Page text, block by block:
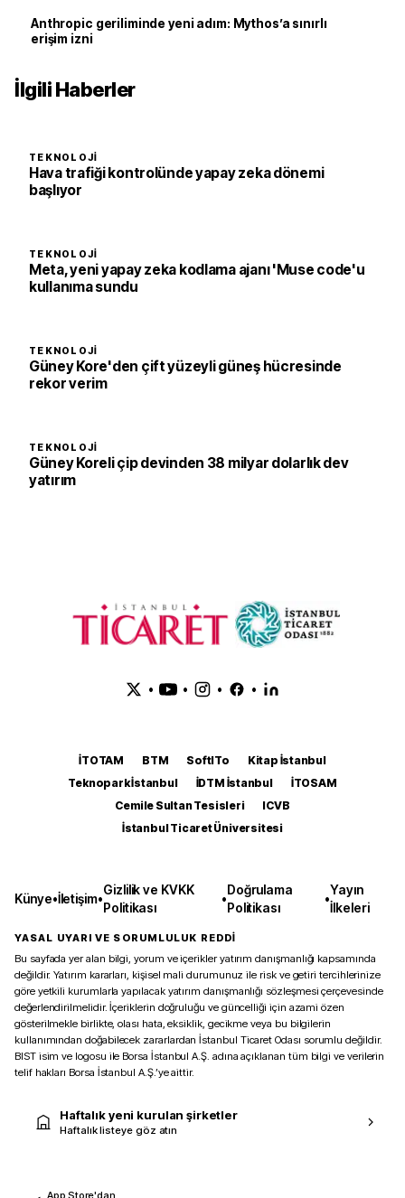
Anthropic geriliminde yeni adım: Mythos’a sınırlı
erişim izni
İlgili Haberler
TEKNOLOJI
Hava trafiği kontrolünde yapay zeka dönemi
başlıyor
TEKNOLOJI
Meta, yeni yapay zeka kodlama ajanı 'Muse code'u
kullanıma sundu
TEKNOLOJI
Güney Kore'den çift yüzeyli güneş hücresinde
rekor verim
TEKNOLOJI
Güney Koreli çip devinden 38 milyar dolarlık dev
yatırım
• • • •
İTOTAM BTM SoftITo
Kitap İstanbul
Teknopark İstanbul
İDTM İstanbul
İTOSAM
Cemile Sultan Tesisleri
ICVB
İstanbul Ticaret Üniversitesi
Künye•İletişim•
Gizlilik ve KVKK
Politikası
•
Doğrulama
Politikası
•
Yayın
İlkeleri
YASAL UYARI VE SORUMLULUK REDDİ
Bu sayfada yer alan bilgi, yorum ve içerikler yatırım danışmanlığı kapsamında
değildir. Yatırım kararları, kişisel mali durumunuz ile risk ve getiri tercihlerinize
göre yetkili kurumlarla yapılacak yatırım danışmanlığı sözleşmesi çerçevesinde
değerlendirilmelidir. İçeriklerin doğruluğu ve güncelliği için azami özen
gösterilmekle birlikte, olası hata, eksiklik, gecikme veya bu bilgilerin
kullanımından doğabilecek zararlardan İstanbul Ticaret Odası sorumlu değildir.
BIST isim ve logosu ile Borsa İstanbul A.Ş. adına açıklanan tüm bilgi ve verilerin
telif hakları Borsa İstanbul A.Ş.’ye aittir.
Haftalık yeni kurulan şirketler
Haftalık listeye göz atın
App Store'dan